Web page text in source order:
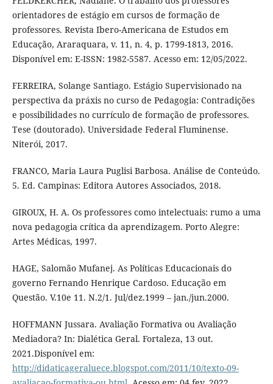
orientadores de estágio em cursos de formação de
professores. Revista Ibero-Americana de Estudos em
Educação, Araraquara, v. 11, n. 4, p. 1799-1813, 2016.
Disponível em: E-ISSN: 1982-5587. Acesso em: 12/05/2022.
FERREIRA, Solange Santiago. Estágio Supervisionado na
perspectiva da práxis no curso de Pedagogia: Contradições
e possibilidades no currículo de formação de professores.
Tese (doutorado). Universidade Federal Fluminense.
Niterói, 2017.
FRANCO, Maria Laura Puglisi Barbosa. Análise de Conteúdo.
5. Ed. Campinas: Editora Autores Associados, 2018.
GIROUX, H. A. Os professores como intelectuais: rumo a uma
nova pedagogia crítica da aprendizagem. Porto Alegre:
Artes Médicas, 1997.
HAGE, Salomão Mufanej. As Políticas Educacionais do
governo Fernando Henrique Cardoso. Educação em
Questão. V.10e 11. N.2/1. Jul/dez.1999 – jan./jun.2000.
HOFFMANN Jussara. Avaliação Formativa ou Avaliação
Mediadora? In: Dialética Geral. Fortaleza, 13 out.
2021.Disponível em:
http://didaticageraluece.blogspot.com/2011/10/texto-09-